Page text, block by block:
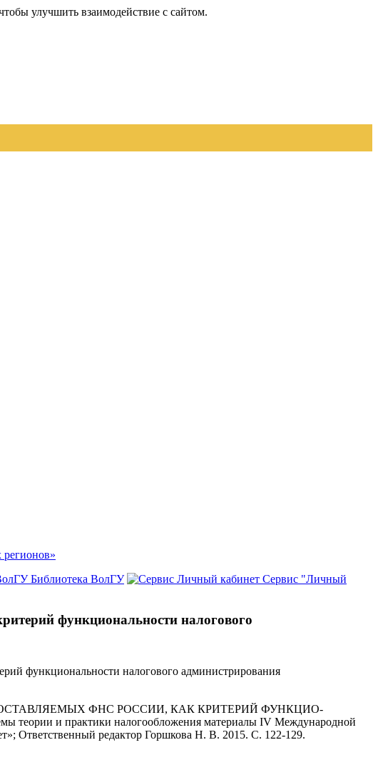
улучшить взаимодействие с сайтом.
регионов»
Библиотека ВолГУ
Сервис "Личный
функциональности налогового
функциональности налогового администрирования
ФНС РОССИИ, КАК КРИТЕРИЙ ФУНКЦИО-
и практики налогообложения материалы IV Международной
Ответственный редактор Горшкова Н. В. 2015. С. 122-129.